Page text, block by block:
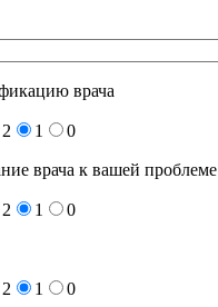
врача
2 1 0
врача к вашей проблеме
2 1 0
2 1 0